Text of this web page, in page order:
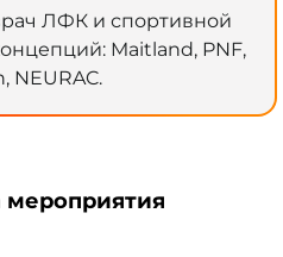
ЛФК и спортивной
Maitland, PNF,
NEURAC.